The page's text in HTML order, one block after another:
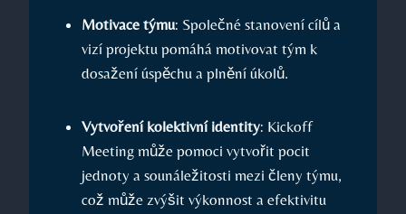
Motivace týmu: Společné stanovení cílů a
vizí projektu pomáhá motivovat tým k
dosažení úspěchu a plnění úkolů.
Vytvoření kolektivní identity: Kickoff
Meeting může pomoci vytvořit pocit
jednoty a sounáležitosti mezi členy týmu,
což může zvýšit výkonnost a efektivitu